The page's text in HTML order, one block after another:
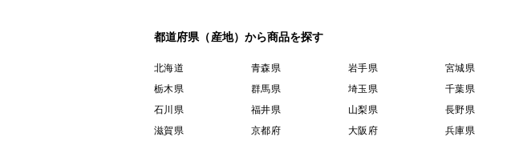
都道府県（産地）から商品を探す
北海道 青森県 岩手県 宮城県
栃木県
群馬県 埼玉県 千葉県
石川県
福井県 山梨県 長野県
滋賀県
京都府 大阪府 兵庫県